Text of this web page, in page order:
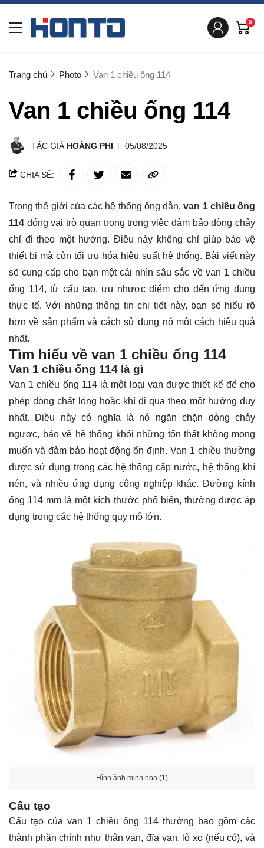
0
Trang chủ Photo Van 1 chiều ống 114
Van 1 chiều ống 114
TÁC GIẢ HOÀNG PHI 05/08/2025
CHIA SẺ:
Trong thế giới của các hệ thống ống dẫn,van 1 chiều ống
114 đóng vai trò quan trọng trong việc đảm bảo dòng chảy
chỉ đi theo một hướng. Điều này không chỉ giúp bảo vệ
thiết bị mà còn tối ưu hóa hiệu suất hệ thống. Bài viết này
sẽ cung cấp cho bạn một cái nhìn sâu sắc về van 1 chiều
ống 114, từ cấu tạo, ưu nhược điểm cho đến ứng dụng
thực tế. Với những thông tin chi tiết này, bạn sẽ hiểu rõ
hơn về sản phẩm và cách sử dụng nó một cách hiệu quả
nhất.
Tìm hiểu về van 1 chiều ống 114
Van 1 chiều ống 114 là gì
Van 1 chiều ống 114 là một loại van được thiết kế để cho
phép dòng chất lỏng hoặc khí đi qua theo một hướng duy
nhất. Điều này có nghĩa là nó ngăn chặn dòng chảy
ngược, bảo vệ hệ thống khỏi những tổn thất không mong
muốn và đảm bảo hoạt động ổn định. Van 1 chiều thường
được sử dụng trong các hệ thống cấp nước, hệ thống khí
nén, và nhiều ứng dụng công nghiệp khác. Đường kính
ống 114 mm là một kích thước phổ biến, thường được áp
dụng trong các hệ thống quy mô lớn.
Hình ảnh minh họa (1)
Cấu tạo
Cấu tạo của van 1 chiều ống 114 thường bao gồm các
thành phần chính như thân van, đĩa van, lò xo (nếu có), và